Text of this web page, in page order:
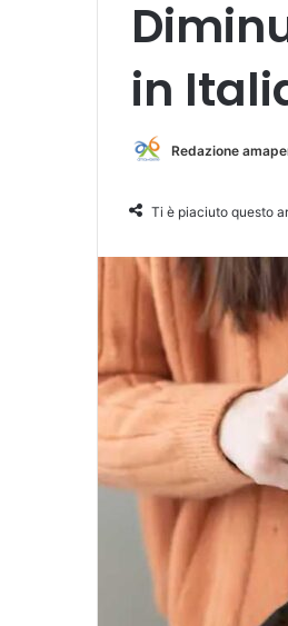
in
Redazione
Ti è piaciuto questo